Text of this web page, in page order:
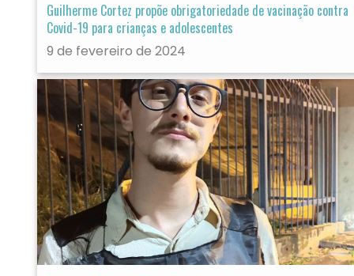
Guilherme Cortez propõe obrigatoriedade de vacinação contra
Covid-19 para crianças e adolescentes
9 de fevereiro de 2024